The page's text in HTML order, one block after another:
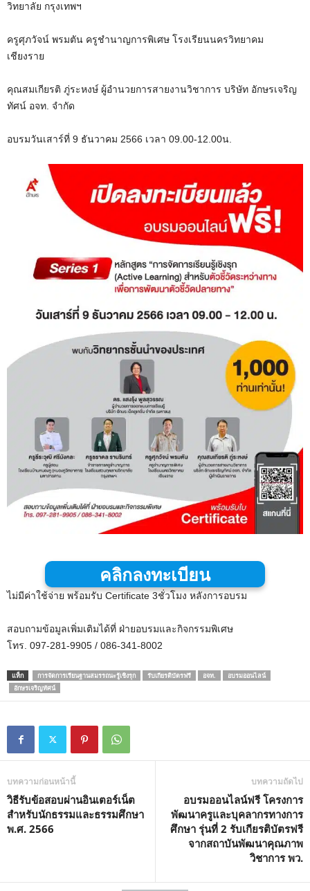
e
วิทยาลัย กรุงเทพฯ
ครูศุภวัจน์ พรมตัน ครูชำนาญการพิเศษ โรงเรียนนครวิทยาคม
เชียงราย
คุณสมเกียรติ ภู่ระหงษ์ ผู้อำนวยการสายงานวิชาการ บริษัท อักษรเจริญ
ทัศน์ อจท. จำกัด
อบรมวันเสาร์ที่ 9 ธันวาคม 2566 เวลา 09.00-12.00น.
คลิกลงทะเบียน
ไม่มีค่าใช้จ่าย พร้อมรับ Certificate 3ชั่วโมง หลังการอบรม
สอบถามข้อมูลเพิ่มเติมได้ที่ ฝ่ายอบรมและกิจกรรมพิเศษ
โทร. 097-281-9905 / 086-341-8002
แท็ก การจัดการเรียนฐานสมรรถนะรู้เชิงรุก รับเกียรติบัตรฟรี อจท.
อบรมออนไลน์
อักษรเจริญทัศน์
บทความก่อนหน้านี้
วิธีรับข้อสอบผ่านอินเตอร์เน็ต
สำหรับนักธรรมและธรรมศึกษา
พ.ศ. 2566
บทความถัดไป
อบรมออนไลน์ฟรี โครงการ
พัฒนาครูและบุคลากรทางการ
ศึกษา รุ่นที่ 2 รับเกียรติบัตรฟรี
จากสถาบันพัฒนาคุณภาพ
วิชาการ พว.